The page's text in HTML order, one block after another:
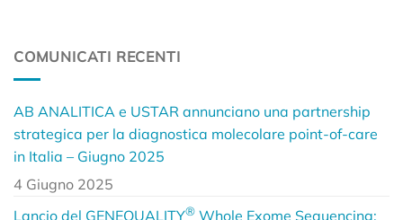
COMUNICATI RECENTI
AB ANALITICA e USTAR annunciano una partnership
strategica per la diagnostica molecolare point-of-care
in Italia – Giugno 2025
4 Giugno 2025
Lancio del GENEQUALITY® Whole Exome Sequencing: